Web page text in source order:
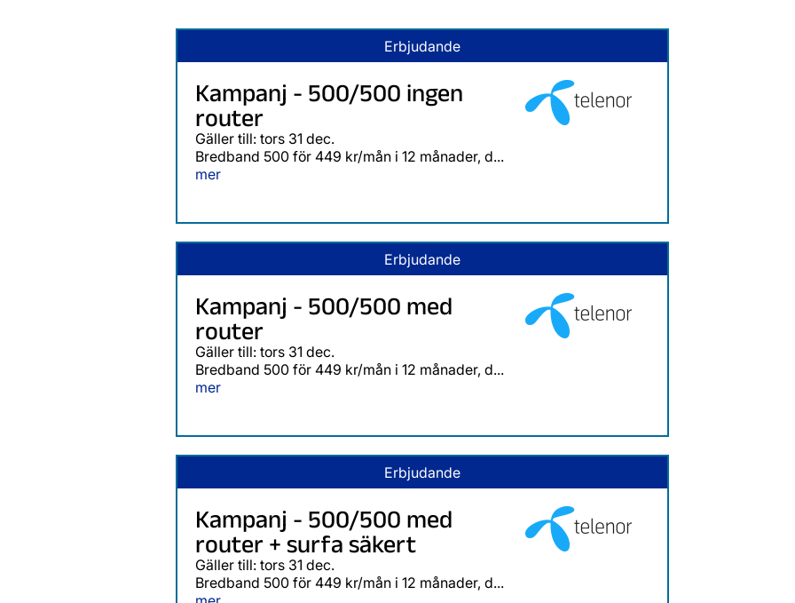
Erbjudande
Kampanj - 500/500 ingen
router
Gäller till: tors 31 dec.
Bredband 500 för 449 kr/mån i 12 månader, d...
mer
Erbjudande
Kampanj - 500/500 med
router
Gäller till: tors 31 dec.
Bredband 500 för 449 kr/mån i 12 månader, d...
mer
Erbjudande
Kampanj - 500/500 med
router + surfa säkert
Gäller till: tors 31 dec.
Bredband 500 för 449 kr/mån i 12 månader, d...